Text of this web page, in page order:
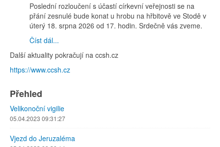
Poslední rozloučení s účastí církevní veřejnosti se na
přání zesnulé bude konat u hrobu na hřbitově ve Stodě v
úterý 18. srpna 2026 od 17. hodin. Srdečně vás zveme.
Číst dál...
Další aktuality pokračují na ccsh.cz
https://www.ccsh.cz
Přehled
Velikonoční vigilie
05.04.2023 09:31:27
Vjezd do Jeruzaléma